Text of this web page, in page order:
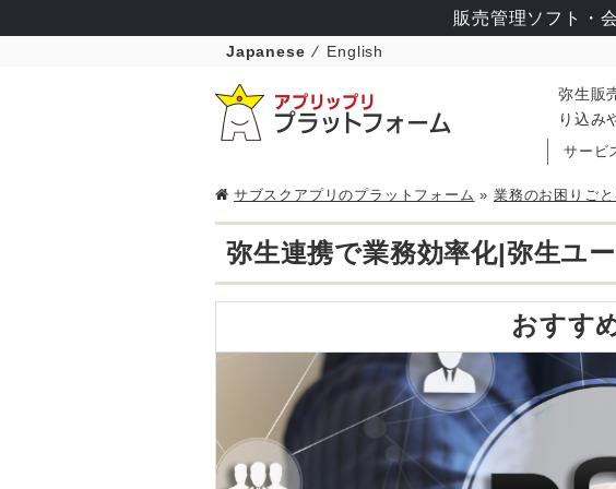
販売管理ソフト・
Japanese English
弥生販
り込み
サービ
サブスクアプリのプラットフォーム »業務のお困りご
弥生連携で業務効率化|弥生ユ
おすす